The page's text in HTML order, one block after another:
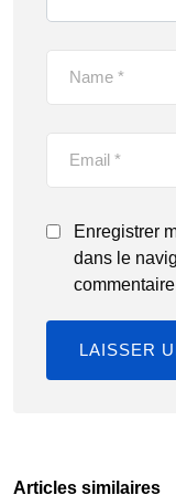
Enregistrer
dans le
Articles similaires